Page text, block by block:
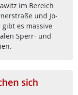
im Be­reich
und Jo­
gibt es mas­si­ve
Sperr- und
sich